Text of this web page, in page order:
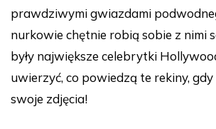
prawdziwymi gwiazdami
nurkowie chętnie robią sobie z nimi
były największe celebrytki
uwierzyć, co powiedzą te rekiny,
swoje zdjęcia!